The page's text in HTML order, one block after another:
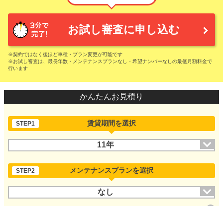
お試し審査に申し込む
※契約ではなく後ほど車種・プラン変更が可能です
※お試し審査は、最長年数・メンテナンスプランなし・希望ナンバーなしの最低月額料金で
行います
かんたんお見積り
STEP1 賃貸期間を選択
11年
STEP2 メンテナンスプランを選択
なし